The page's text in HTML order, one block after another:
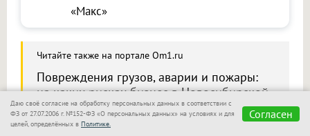
«Макс»
Читайте также на портале Om1.ru
Повреждения грузов, аварии и пожары:
на каких рисках бизнес в Новосибирской
области теряет деньги
Даю своё согласие на обработку персональных данных в соответствии с
ФЗ от 27.07.2006 г. №152-ФЗ «О персональных данных» на условиях и для
целей, определённых в Политике.
Согласен